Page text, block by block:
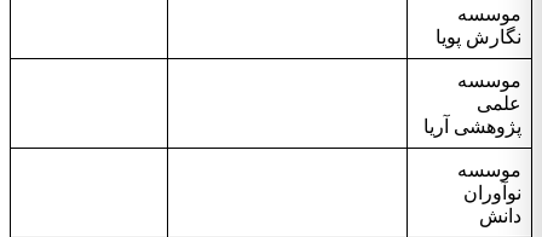
موسسه
نگارش پویا
موسسه
علمی
پژوهشی آریا
موسسه
نوآوران
دانش